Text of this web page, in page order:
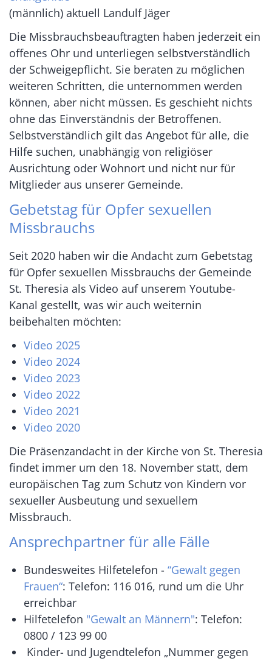
(männlich) aktuell Landulf Jäger
Die Missbrauchsbeauftragten haben jederzeit ein
offenes Ohr und unterliegen selbstverständlich
der Schweigepflicht. Sie beraten zu möglichen
weiteren Schritten, die unternommen werden
können, aber nicht müssen. Es geschieht nichts
ohne das Einverständnis der Betroffenen.
Selbstverständlich gilt das Angebot für alle, die
Hilfe suchen, unabhängig von religiöser
Ausrichtung oder Wohnort und nicht nur für
Mitglieder aus unserer Gemeinde.
Gebetstag für Opfer sexuellen
Missbrauchs
Seit 2020 haben wir die Andacht zum Gebetstag
für Opfer sexuellen Missbrauchs der Gemeinde
St. Theresia als Video auf unserem Youtube-
Kanal gestellt, was wir auch weiternin
beibehalten möchten:
Video 2025
Video 2024
Video 2023
Video 2022
Video 2021
Video 2020
Die Präsenzandacht in der Kirche von St. Theresia
findet immer um den 18. November statt, dem
europäischen Tag zum Schutz von Kindern vor
sexueller Ausbeutung und sexuellem
Missbrauch.
Ansprechpartner für alle Fälle
Bundesweites Hilfetelefon - “Gewalt gegen
Frauen“: Telefon: 116 016, rund um die Uhr
erreichbar
Hilfetelefon "Gewalt an Männern": Telefon:
0800 / 123 99 00
Kinder- und Jugendtelefon „Nummer gegen